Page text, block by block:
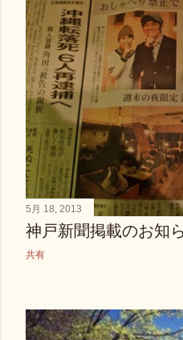
5月 18, 2013
神戸新聞掲載のお知
共有